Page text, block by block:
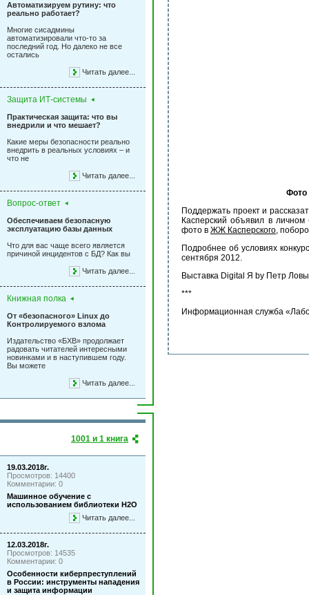
Автоматизируем рутину: что
реально работает?
Многие сисадмины
автоматизировали что-то за
последний год. Но далеко не все
остались
Читать далее...
Защита ИТ-системы
Практическая защита: что вы
внедрили и что мешает?
Какие меры безопасности реально
внедрить в реальных условиях – и
что не
Читать далее...
Вопрос-ответ
Обеспечиваем безопасную
эксплуатацию базы данных
Что для вас чаще всего является
причиной инцидентов с БД? Как вы
Читать далее...
Книжная полка
От «безопасного» Linux до
Контролируемого взлома
Издательство «БХВ» продолжает
радовать читателей интересными
новинками и в наступившем году.
Вы можете
Читать далее...
1001 и 1 книга
19.03.2018г.
Просмотров: 14400
Комментарии: 0
Машинное обучение с
использованием библиотеки Н2О
Читать далее...
12.03.2018г.
Просмотров: 14535
Комментарии: 0
Особенности киберпреступлений
в России: инструменты нападения
и защита информации
Фото
Поддержать проект и
Касперский объявил в
фото в ЖЖ Касперского,
Подробнее об условиях
сентября 2012.
Выставка Digital Я by Петр
***
Информационная служба